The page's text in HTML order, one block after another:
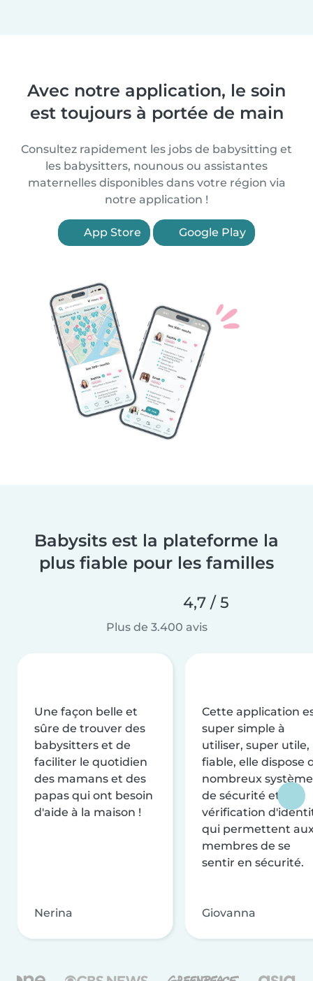
Avec notre application, le soin
est toujours à portée de main
Consultez rapidement les jobs de babysitting et
les babysitters, nounous ou assistantes
maternelles disponibles dans votre région via
notre application !
App Store Google Play
Babysits est la plateforme la
plus fiable pour les familles
4,7 / 5
Plus de 3.400 avis
Une façon belle et
sûre de trouver des
babysitters et de
faciliter le quotidien
des mamans et des
papas qui ont besoin
d'aide à la maison !
Nerina
Cette application
super simple à
utiliser, super utile,
fiable, elle dispose
nombreux
de sécurité et de
vérification
qui permettent
membres de se
sentir en sécurité.
Giovanna